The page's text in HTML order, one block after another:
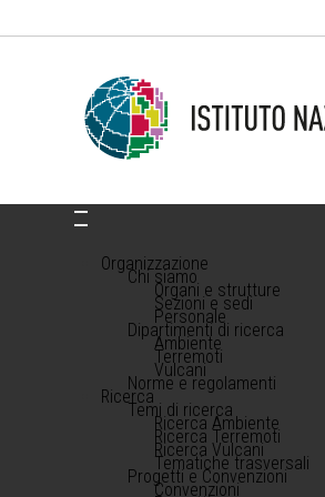
Organizzazione
Chi siamo
Organi e strutture
Sezioni e sedi
Personale
Dipartimenti di ricerca
Ambiente
Terremoti
Vulcani
Norme e regolamenti
Ricerca
Temi di ricerca
Ricerca Ambiente
Ricerca Terremoti
Ricerca Vulcani
Tematiche trasversali
Progetti e Convenzioni
Convenzioni